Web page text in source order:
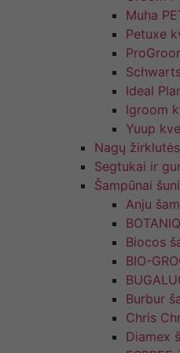
Muha
Petuxe
Ideal
Igroom
Yuup
Nagų
Segtukai ir
Šampūnai
Anju
Biocos
BIO-
Burbur
Chris
Diamex